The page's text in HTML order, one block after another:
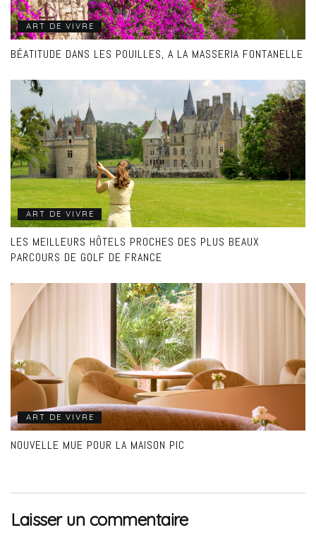
ART DE VIVRE
BÉATITUDE DANS LES POUILLES, A LA MASSERIA FONTANELLE
ART DE VIVRE
LES MEILLEURS HÔTELS PROCHES DES PLUS BEAUX
PARCOURS DE GOLF DE FRANCE
ART DE VIVRE
NOUVELLE MUE POUR LA MAISON PIC
Laisser un commentaire